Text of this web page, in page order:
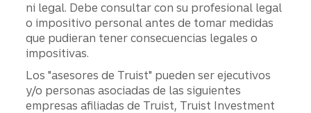
ni legal. Debe consultar con su profesional legal
o impositivo personal antes de tomar medidas
que pudieran tener consecuencias legales o
impositivas.
Los "asesores de Truist" pueden ser ejecutivos
y/o personas asociadas de las siguientes
empresas afiliadas de Truist, Truist Investment